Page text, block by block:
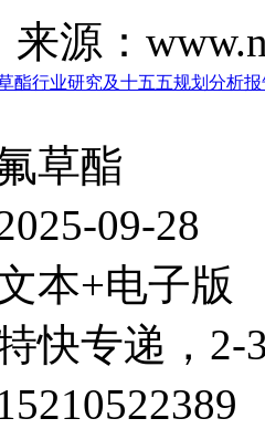
源：
酯行业研究及十五五规划分析
草酯
09-28
本+电子版
快专递，2-